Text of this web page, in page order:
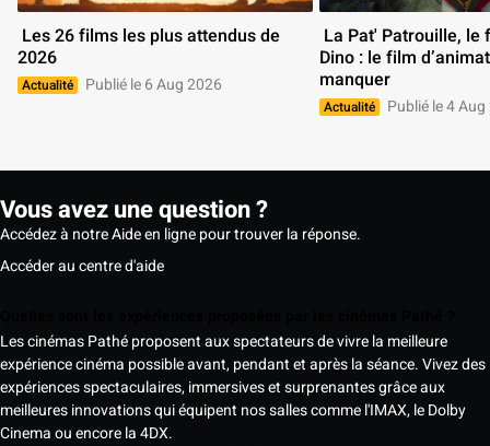
2026
Actualité Publié le 6 Aug 2026
Dino : le film
manquer
Actualité Publié le 4
Vous avez une question ?
Accédez à notre Aide en ligne pour trouver la réponse.
Accéder au centre d'aide
Les cinémas Pathé proposent aux spectateurs de vivre la meilleure
expérience cinéma possible avant, pendant et après la séance. Vivez des
expériences spectaculaires, immersives et surprenantes grâce aux
meilleures innovations qui équipent nos salles comme l'IMAX, le Dolby
Cinema ou encore la 4DX.